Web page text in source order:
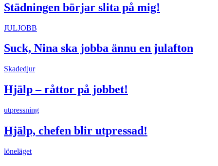
Städningen börjar slita på mig!
JULJOBB
Suck, Nina ska jobba ännu en julafton
Skadedjur
Hjälp – råttor på jobbet!
utpressning
Hjälp, chefen blir utpressad!
löneläget